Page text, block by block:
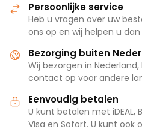
Persoonlijke service
Heb u vragen over uw
ons op en wij helpen u dan
Bezorging buiten
Wij bezorgen in
contact op voor andere
Eenvoudig betalen
U kunt betalen met
Visa en Sofort. U kunt ook